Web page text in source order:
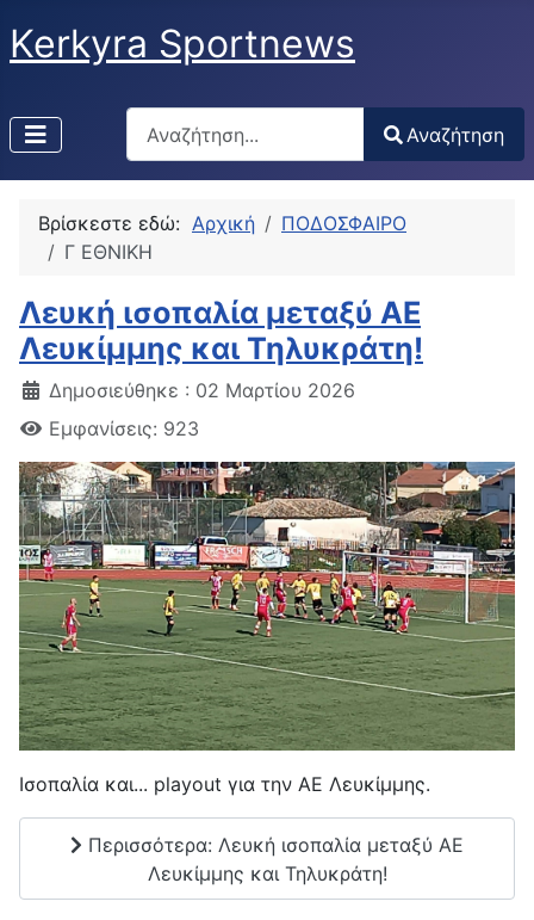
Kerkyra Sportnews
Αναζήτηση
Type 2 or more characters for results.
Αναζήτηση
Βρίσκεστε εδώ: Αρχική
ΠΟΔΟΣΦΑΙΡΟ
Γ ΕΘΝΙΚΗ
Λευκή ισοπαλία μεταξύ ΑΕ
Λευκίμμης και Τηλυκράτη!
Δημοσιεύθηκε : 02 Μαρτίου 2026
Εμφανίσεις: 923
Ισοπαλία και... playout για την ΑΕ Λευκίμμης.
Περισσότερα: Λευκή ισοπαλία μεταξύ ΑΕ
Λευκίμμης και Τηλυκράτη!